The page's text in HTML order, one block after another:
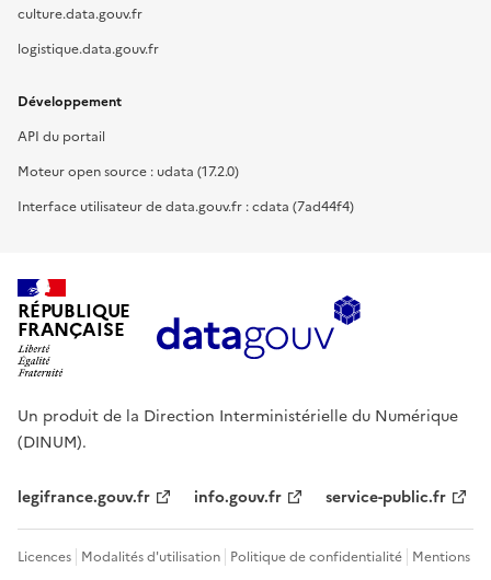
culture.data.gouv.fr
logistique.data.gouv.fr
Développement
API du portail
Moteur open source : udata (17.2.0)
Interface utilisateur de data.gouv.fr : cdata (7ad44f4)
RÉPUBLIQUE
FRANÇAISE
Un produit de la Direction Interministérielle du Numérique
(DINUM).
legifrance.gouv.fr info.gouv.fr service-public.fr
Licences Modalités d'utilisation Politique de confidentialité Mentions